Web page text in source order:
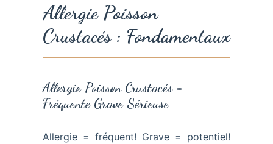
Allergie Poisson
Crustacés : Fondamentaux
Allergie Poisson Crustacés =
Fréquente Grave Sérieuse
Allergie = fréquent! Grave = potentiel!